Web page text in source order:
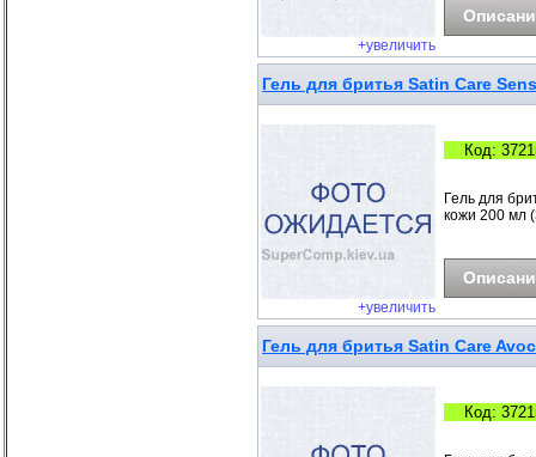
+увеличить
Гель для бритья Satin Care
+увеличить
Код:
Гель для
кожи 200 мл
Гель для бритья Satin Care
Код: